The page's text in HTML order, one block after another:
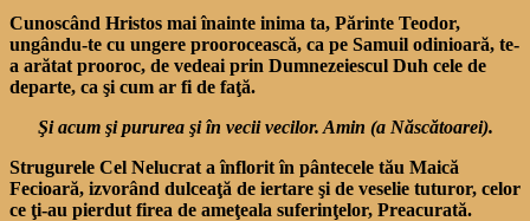
Cunoscând Hristos mai înainte inima ta, Părinte Teodor,
ungându-te cu ungere prooro­cească, ca pe Samuil odinioară, te-
a arătat prooroc, de vedeai prin Dumnezeiescul Duh cele de
departe, ca şi cum ar fi de faţă.
Şi acum şi pururea şi în vecii vecilor. Amin (a Născătoarei).
Strugurele Cel Nelucrat a înflorit în pântecele tău Maică
Fecioară, izvorând dulceaţă de iertare şi de veselie tuturor, celor
ce ţi-au pierdut firea de ameţeala suferinţelor, Preacurată.